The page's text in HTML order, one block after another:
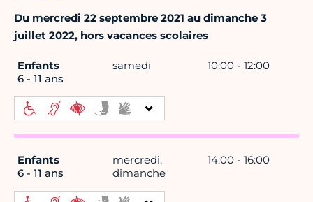
Du mercredi 22 septembre 2021 au dimanche 3
juillet 2022, hors vacances scolaires
Enfants
6 - 11 ans
samedi 10:00 - 12:00
Enfants
6 - 11 ans
mercredi,
dimanche
14:00 - 16:00